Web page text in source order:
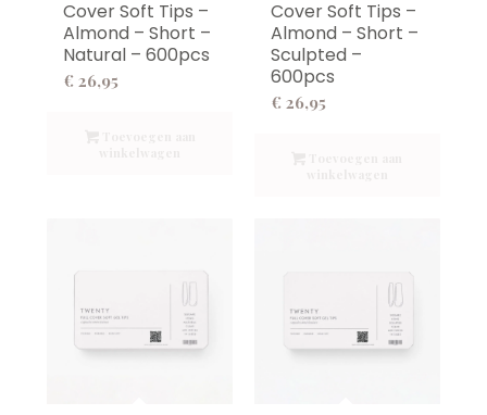
Cover Soft Tips –
Almond – Short –
Natural – 600pcs
€ 26,95
Cover Soft Tips –
Almond – Short –
Sculpted –
600pcs
€ 26,95